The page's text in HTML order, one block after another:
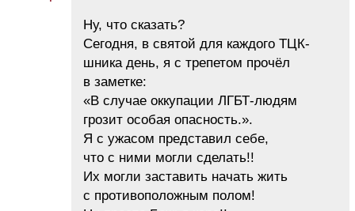
Ну, что сказать?
Сегодня, в святой для каждого ТЦК-
шника день, я с трепетом прочёл
в заметке:
«В случае оккупации ЛГБТ-людям
грозит особая опасность.».
Я с ужасом представил себе,
что с ними могли сделать!!
Их могли заставить начать жить
с противоположным полом!